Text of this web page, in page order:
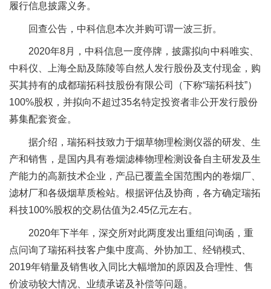
履行信息披露义务。
回查公告，中科信息本次并购可谓一波三折。
2020年8月，中科信息一度停牌，披露拟向中科唯实、
中科仪、上海仝励及陈陵等自然人发行股份及支付现金，购
买其持有的成都瑞拓科技股份有限公司（下称“瑞拓科技”）
100%股权，并拟向不超过35名特定投资者非公开发行股份
募集配套资金。
据介绍，瑞拓科技致力于烟草物理检测仪器的研发、生
产和销售，是国内具有卷烟滤棒物理检测设备自主研发及生
产能力的高新技术企业，产品已覆盖全国范围内的卷烟厂、
滤材厂和各级烟草质检站。根据评估及协商，各方确定瑞拓
科技100%股权的交易估值为2.45亿元左右。
2020年下半年，深交所对此两度发出重组问询函，重
点问询了瑞拓科技客户集中度高、外协加工、经销模式、
2019年销量及销售收入同比大幅增加的原因及合理性、售
价波动较大情况、业绩承诺及补偿等问题。